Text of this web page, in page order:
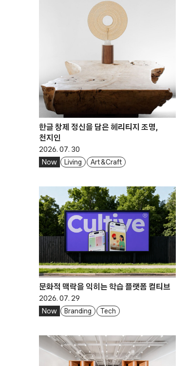
한글 창제 정신을 담은 헤리티지 조명,
천지인
2026. 07. 30
Now Living Art & Craft
문화적 맥락을 익히는 학습 플랫폼 컬티브
2026. 07. 29
Now Branding Tech